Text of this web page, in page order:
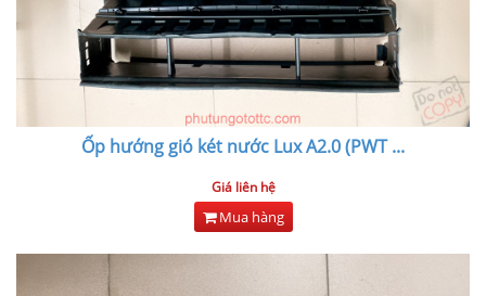
Ốp hướng gió két nước Lux A2.0 (PWT...
Giá liên hệ
Mua hàng